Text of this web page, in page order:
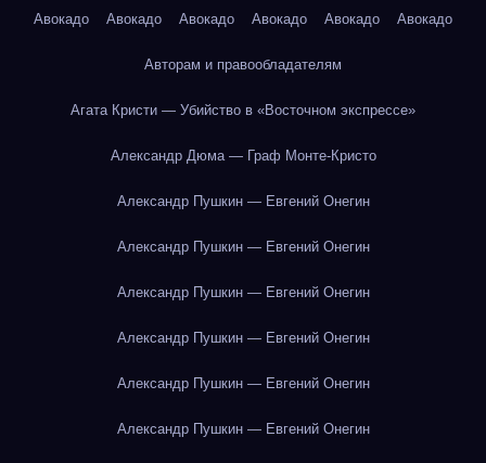
Авокадо Авокадо Авокадо Авокадо Авокадо Авокадо
Авторам и правообладателям
Агата Кристи — Убийство в «Восточном экспрессе»
Александр Дюма — Граф Монте-Кристо
Александр Пушкин — Евгений Онегин
Александр Пушкин — Евгений Онегин
Александр Пушкин — Евгений Онегин
Александр Пушкин — Евгений Онегин
Александр Пушкин — Евгений Онегин
Александр Пушкин — Евгений Онегин